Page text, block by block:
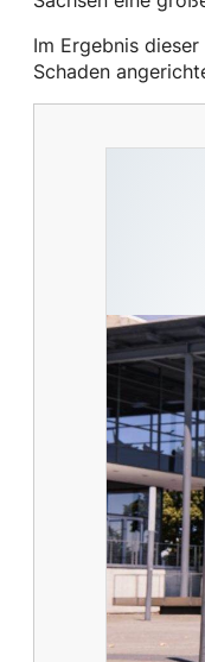
Im Ergebnis
Schaden